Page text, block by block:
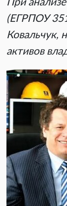
При
(ЕГРПОУ
Ковальчук,
активов